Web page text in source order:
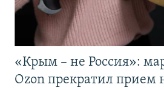
«Крым – не Россия»:
Ozon прекратил прием